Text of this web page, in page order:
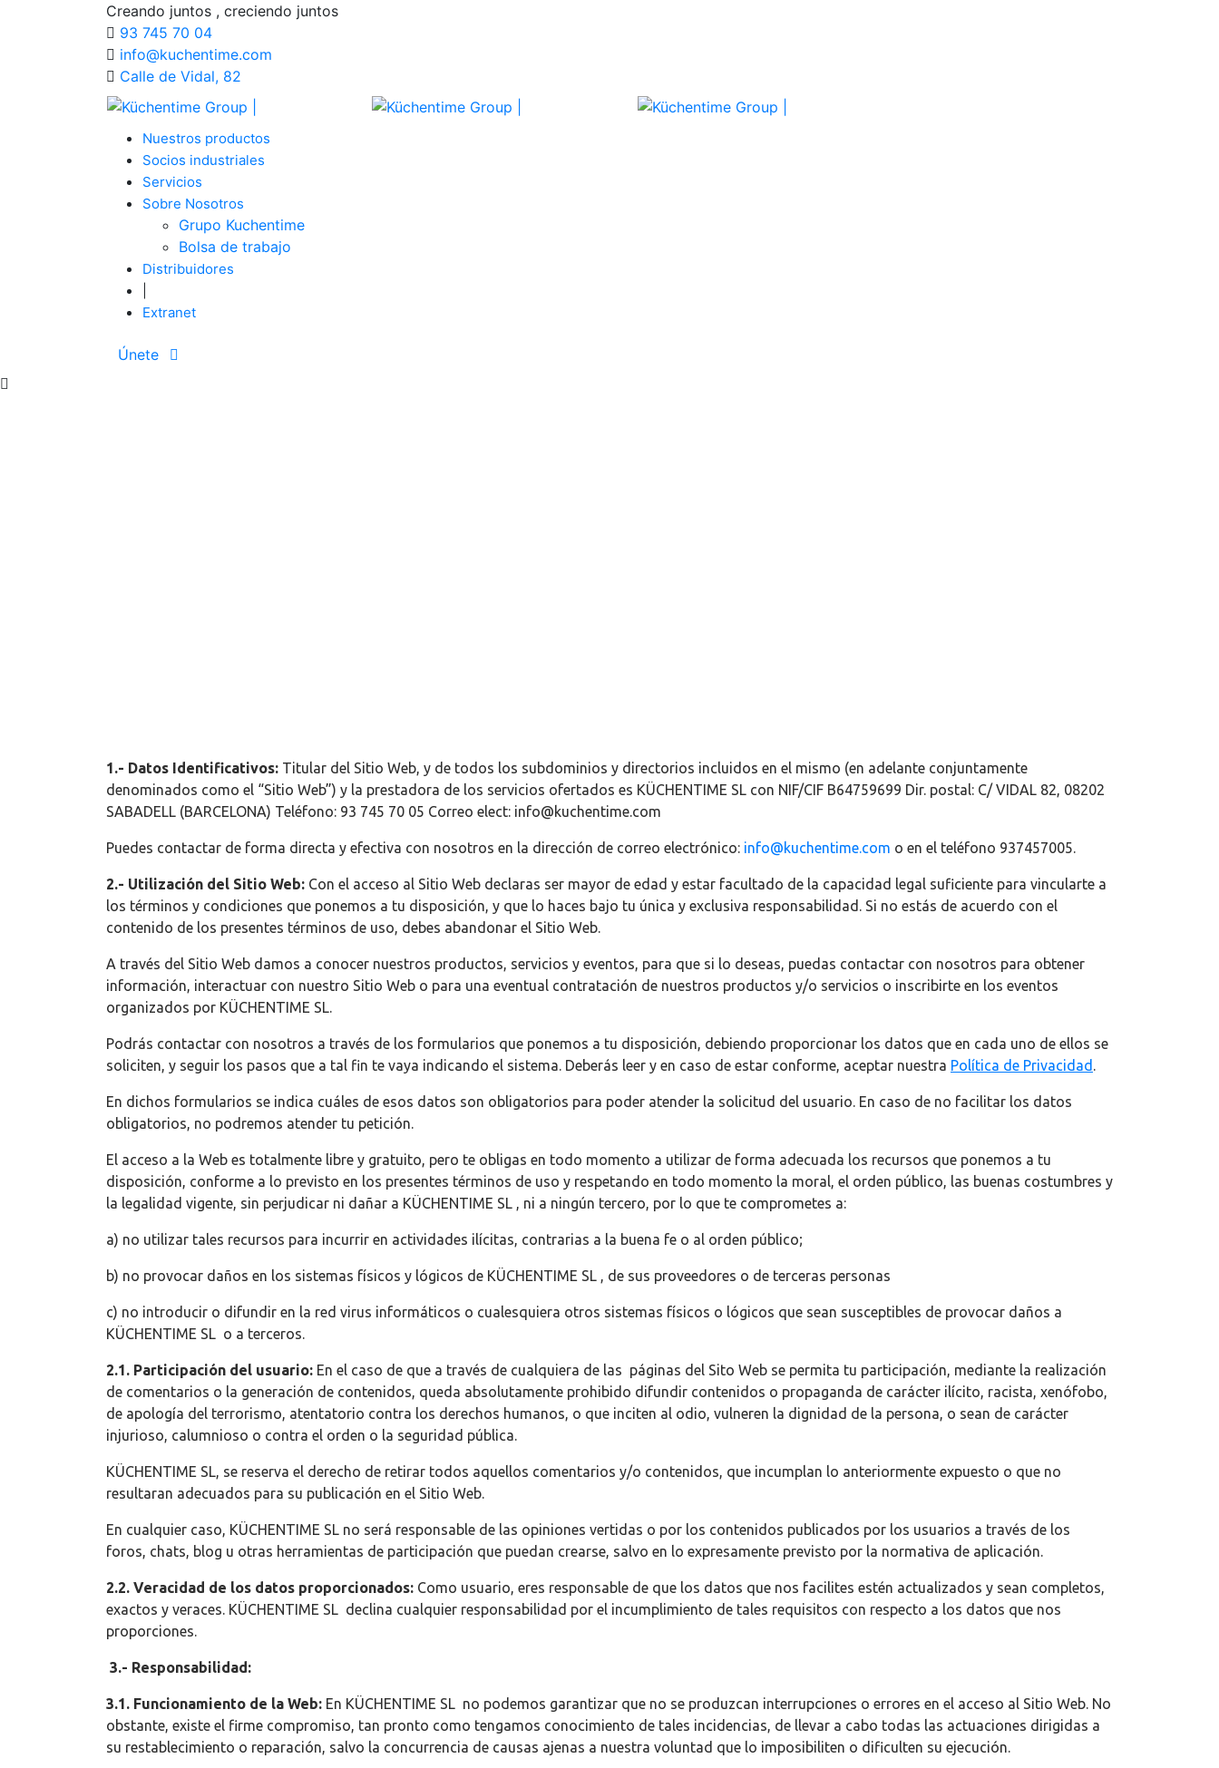
Creando juntos , creciendo juntos
93 745 70 04
info@kuchentime.com
Calle de Vidal, 82
Nuestros productos
Socios industriales
Servicios
Sobre Nosotros
Grupo Kuchentime
Bolsa de trabajo
Distribuidores
Extranet
Únete
1.- Datos Identificativos: Titular del Sitio Web, y de todos los subdominios y directorios incluidos en el mismo (en adelante conjuntamente
denominados como el “Sitio Web”) y la prestadora de los servicios ofertados es KÜCHENTIME SL con NIF/CIF B64759699 Dir. postal: C/ VIDAL 82, 08202
SABADELL (BARCELONA) Teléfono: 93 745 70 05 Correo elect: info@kuchentime.com
Puedes contactar de forma directa y efectiva con nosotros en la dirección de correo electrónico: info@kuchentime.com o en el teléfono 937457005.
2.- Utilización del Sitio Web: Con el acceso al Sitio Web declaras ser mayor de edad y estar facultado de la capacidad legal suficiente para vincularte a
los términos y condiciones que ponemos a tu disposición, y que lo haces bajo tu única y exclusiva responsabilidad. Si no estás de acuerdo con el
contenido de los presentes términos de uso, debes abandonar el Sitio Web.
A través del Sitio Web damos a conocer nuestros productos, servicios y eventos, para que si lo deseas, puedas contactar con nosotros para obtener
información, interactuar con nuestro Sitio Web o para una eventual contratación de nuestros productos y/o servicios o inscribirte en los eventos
organizados por KÜCHENTIME SL.
Podrás contactar con nosotros a través de los formularios que ponemos a tu disposición, debiendo proporcionar los datos que en cada uno de ellos se
soliciten, y seguir los pasos que a tal fin te vaya indicando el sistema. Deberás leer y en caso de estar conforme, aceptar nuestra Política de Privacidad .
En dichos formularios se indica cuáles de esos datos son obligatorios para poder atender la solicitud del usuario. En caso de no facilitar los datos
obligatorios, no podremos atender tu petición.
El acceso a la Web es totalmente libre y gratuito, pero te obligas en todo momento a utilizar de forma adecuada los recursos que ponemos a tu
disposición, conforme a lo previsto en los presentes términos de uso y respetando en todo momento la moral, el orden público, las buenas costumbres y
la legalidad vigente, sin perjudicar ni dañar a KÜCHENTIME SL , ni a ningún tercero, por lo que te comprometes a:
a) no utilizar tales recursos para incurrir en actividades ilícitas, contrarias a la buena fe o al orden público;
b) no provocar daños en los sistemas físicos y lógicos de KÜCHENTIME SL , de sus proveedores o de terceras personas
c) no introducir o difundir en la red virus informáticos o cualesquiera otros sistemas físicos o lógicos que sean susceptibles de provocar daños a
KÜCHENTIME SL o a terceros.
2.1. Participación del usuario: En el caso de que a través de cualquiera de las páginas del Sito Web se permita tu participación, mediante la realización
de comentarios o la generación de contenidos, queda absolutamente prohibido difundir contenidos o propaganda de carácter ilícito, racista, xenófobo,
de apología del terrorismo, atentatorio contra los derechos humanos, o que inciten al odio, vulneren la dignidad de la persona, o sean de carácter
injurioso, calumnioso o contra el orden o la seguridad pública.
KÜCHENTIME SL, se reserva el derecho de retirar todos aquellos comentarios y/o contenidos, que incumplan lo anteriormente expuesto o que no
resultaran adecuados para su publicación en el Sitio Web.
En cualquier caso, KÜCHENTIME SL no será responsable de las opiniones vertidas o por los contenidos publicados por los usuarios a través de los
foros, chats, blog u otras herramientas de participación que puedan crearse, salvo en lo expresamente previsto por la normativa de aplicación.
2.2. Veracidad de los datos proporcionados: Como usuario, eres responsable de que los datos que nos facilites estén actualizados y sean completos,
exactos y veraces. KÜCHENTIME SL declina cualquier responsabilidad por el incumplimiento de tales requisitos con respecto a los datos que nos
proporciones.
3.- Responsabilidad:
3.1. Funcionamiento de la Web: En KÜCHENTIME SL no podemos garantizar que no se produzcan interrupciones o errores en el acceso al Sitio Web. No
obstante, existe el firme compromiso, tan pronto como tengamos conocimiento de tales incidencias, de llevar a cabo todas las actuaciones dirigidas a
su restablecimiento o reparación, salvo la concurrencia de causas ajenas a nuestra voluntad que lo imposibiliten o dificulten su ejecución.